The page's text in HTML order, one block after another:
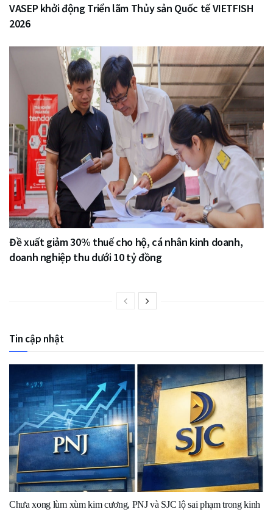
VASEP khởi động Triển lãm Thủy sản Quốc tế VIETFISH
2026
Đề xuất giảm 30% thuế cho hộ, cá nhân kinh doanh,
doanh nghiệp thu dưới 10 tỷ đồng
Tin cập nhật
Chưa xong lùm xùm kim cương, PNJ và SJC lộ sai phạm trong kinh